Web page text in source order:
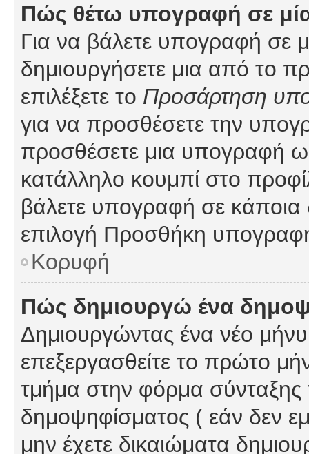
Πώς θέτω υπογραφή σε
Για να βάλετε υπογραφή σε
δημιουργήσετε μια από το
επιλέξετε το Προσάρτηση
για να προσθέσετε την
προσθέσετε μια υπογραφή
κατάλληλο κουμπί στο
βάλετε υπογραφή σε κάποια
επιλογή Προσθήκη
Κορυφή
Πώς δημιουργώ ένα
Δημιουργώντας ένα νέο
επεξεργασθείτε το πρώτο
τμήμα στην φόρμα σύνταξης
δημοψηφίσματος ( εάν δεν
μην έχετε δικαιώματα